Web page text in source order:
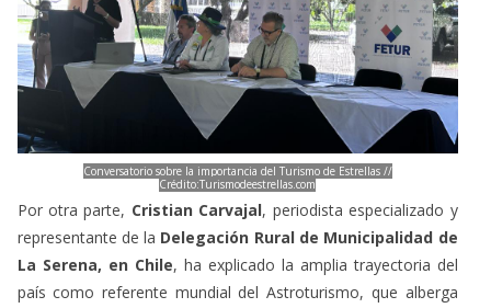
Conversatorio sobre la importancia del Turismo de Estrellas //
Crédito:Turismodeestrellas.com
Por otra parte, Cristian Carvajal, periodista especializado y
representante de la Delegación Rural de Municipalidad de
La Serena, en Chile, ha explicado la amplia trayectoria del
país como referente mundial del Astroturismo, que alberga